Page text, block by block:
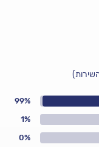
0%
1%
99%